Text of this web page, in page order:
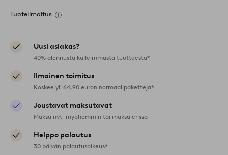
Tuoteilmoitus
Uusi asiakas?
40% alennusta kalleimmasta tuotteesta*
Ilmainen toimitus
Koskee yli 64,90 euron normaalipaketteja*
Joustavat maksutavat
Maksa nyt, myöhemmin tai maksa erissä
Helppo palautus
30 päivän palautusoikeus*